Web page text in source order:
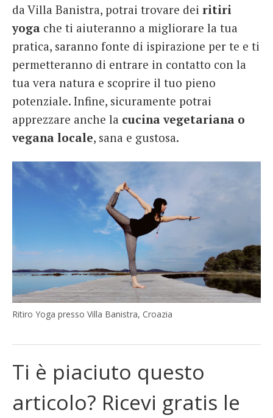
da Villa Banistra, potrai trovare dei ritiri
yoga che ti aiuteranno a migliorare la tua
pratica, saranno fonte di ispirazione per te e ti
permetteranno di entrare in contatto con la
tua vera natura e scoprire il tuo pieno
potenziale. Infine, sicuramente potrai
apprezzare anche la cucina vegetariana o
vegana locale, sana e gustosa.
Ritiro Yoga presso Villa Banistra, Croazia
Ti è piaciuto questo
articolo? Ricevi gratis le